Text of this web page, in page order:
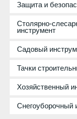
Защита и
Столярно-
инструмент
Садовый
Тачки
Хозяйственный
Снегоуборочный